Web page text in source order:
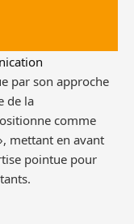
par son approche
de la
comme
mettant en avant
pointue pour